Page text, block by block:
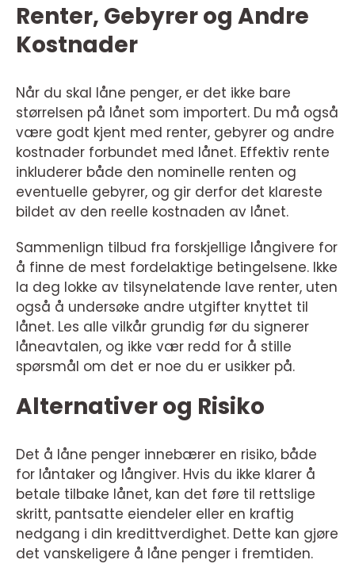
Renter, Gebyrer og Andre
Kostnader
Når du skal låne penger, er det ikke bare
størrelsen på lånet som importert. Du må også
være godt kjent med renter, gebyrer og andre
kostnader forbundet med lånet. Effektiv rente
inkluderer både den nominelle renten og
eventuelle gebyrer, og gir derfor det klareste
bildet av den reelle kostnaden av lånet.
Sammenlign tilbud fra forskjellige långivere for
å finne de mest fordelaktige betingelsene. Ikke
la deg lokke av tilsynelatende lave renter, uten
også å undersøke andre utgifter knyttet til
lånet. Les alle vilkår grundig før du signerer
låneavtalen, og ikke vær redd for å stille
spørsmål om det er noe du er usikker på.
Alternativer og Risiko
Det å låne penger innebærer en risiko, både
for låntaker og långiver. Hvis du ikke klarer å
betale tilbake lånet, kan det føre til rettslige
skritt, pantsatte eiendeler eller en kraftig
nedgang i din kredittverdighet. Dette kan gjøre
det vanskeligere å låne penger i fremtiden.